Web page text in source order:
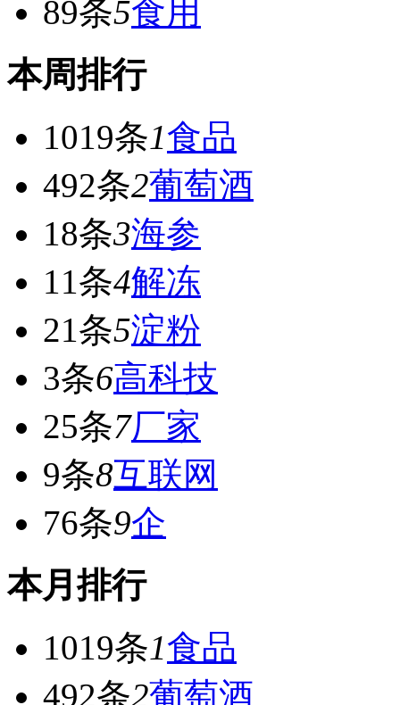
89条5食用
本周排行
1019条1食品
492条2葡萄酒
18条3海参
11条4解冻
21条5淀粉
3条6高科技
25条7厂家
9条8互联网
76条9企
本月排行
1019条1食品
492条2葡萄酒